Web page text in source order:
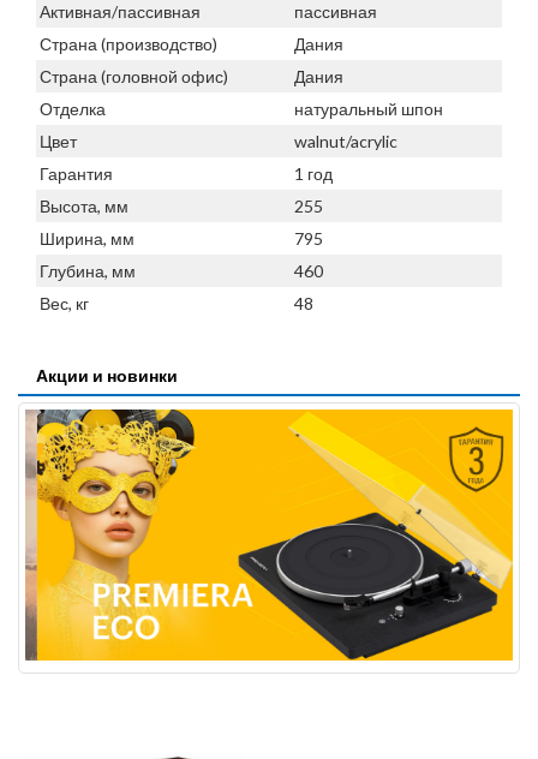
Активная/пассивная
пассивная
Страна (производство)
Дания
Страна (головной офис)
Дания
Отделка
натуральный шпон
Цвет
walnut/acrylic
Гарантия
1 год
Высота, мм
255
Ширина, мм
795
Глубина, мм
460
Вес, кг
48
Акции и новинки